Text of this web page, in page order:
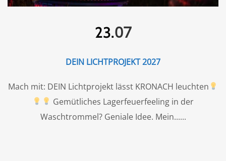
23.07
DEIN LICHTPROJEKT 2027
Mach mit: DEIN Lichtprojekt lässt KRONACH leuchten
Gemütliches Lagerfeuerfeeling in der
Waschtrommel? Geniale Idee. Mein...